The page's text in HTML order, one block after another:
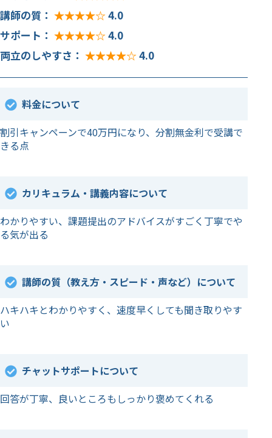
講師の質： ★★★★★4.0
サポート： ★★★★★4.0
両立のしやすさ： ★★★★★4.0
料金について
割引キャンペーンで40万円になり、分割無金利で受講で
きる点
カリキュラム・講義内容について
わかりやすい、課題提出のアドバイスがすごく丁寧でや
る気が出る
講師の質（教え方・スピード・声など）について
ハキハキとわかりやすく、速度早くしても聞き取りやす
い
チャットサポートについて
回答が丁寧、良いところもしっかり褒めてくれる